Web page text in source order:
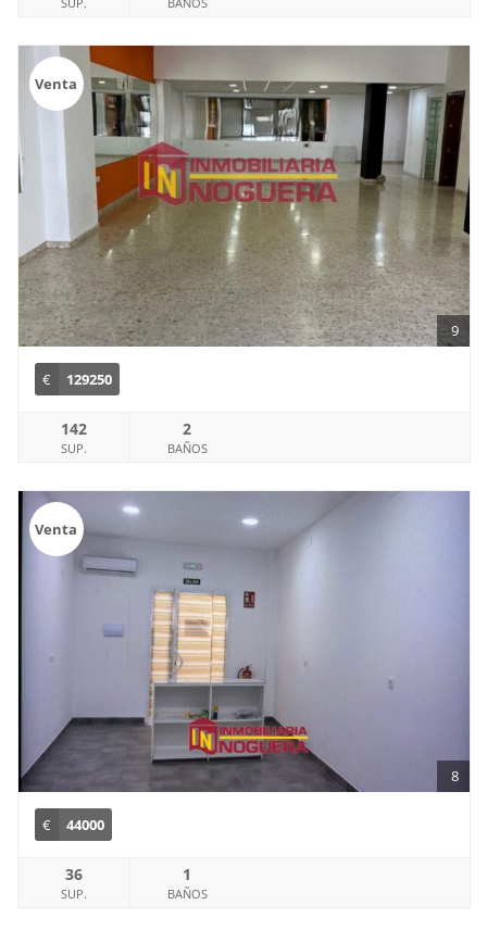
9
Venta
€ 129250
142
SUP.
2
BAÑOS
8
Venta
€ 44000
36
SUP.
1
BAÑOS